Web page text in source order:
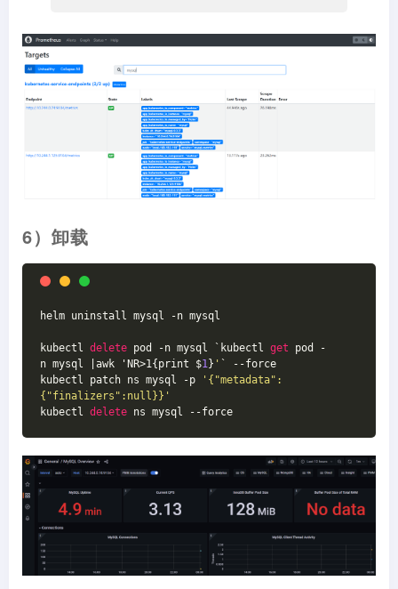
6）卸载
helm uninstall mysql -n mysql
kubectl delete pod -n mysql ` kubectl get pod -
n mysql |awk 'NR>1{print $1} ' ` --force
kubectl patch ns mysql -p
'{"metadata":
{"finalizers":null}}'
kubectl delete ns mysql --force